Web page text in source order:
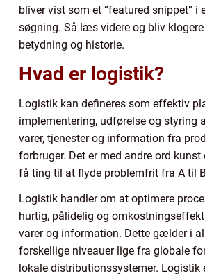
bliver vist som et “featured snippet” i
søgning. Så læs videre og bliv
betydning og historie.
Hvad er logistik?
Logistik kan defineres som effektiv
implementering, udførelse og styring
varer, tjenester og information fra
forbruger. Det er med andre ord
få ting til at flyde problemfrit fra A til
Logistik handler om at optimere
hurtig, pålidelig og
varer og information. Dette gælder i
forskellige niveauer lige fra globale
lokale distributionssystemer. Logistik